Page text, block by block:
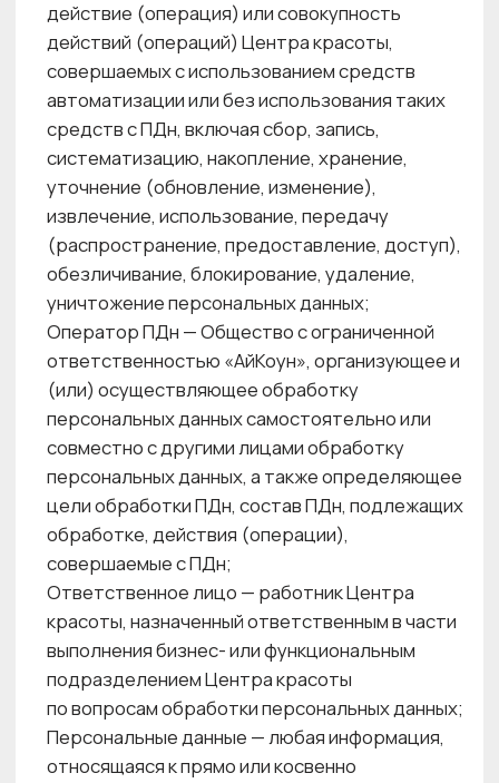
распространения в порядке,
предусмотренном настоящим Федеральным
законом № 152 ФЗ;
Предоставление персональных данных —
действия, направленные на раскрытие ПДн
определенному лицу или определенному
кругу лиц;
Представитель — физическое лицо,
являющееся представителем физического
или юридического лица, полномочия которого
основаны на доверенности, договоре, законе
либо акте уполномоченного
на то государственного органа или органа
местного самоуправления;
Распространение персональных данных —
действия, направленные на раскрытие ПДн
неопределенному кругу лиц, в том числе
обнародование ПДн в средствах массовой
информации, размещение в информационно-
телекоммуникационных предоставление
доступа к ПДн каким-либо иным способом;
сетях или
по защите прав Субъектов ПДн —
Федеральная служба по надзору в сфере
связи, информационных технологий
и массовых коммуникаций;
Субъект ПДн — физическое лицо, которое
прямо или косвенно определенное с помощью
Политики: — клиент, (кроме юридического
лица) либо представитель клиента; -
представители либо сотрудники
юридических лиц, сведения о которых
юридические лица передают в Центр
красоты; - посетители Центра красоты; -
интернет-сайт Центра красоты, и заполняют